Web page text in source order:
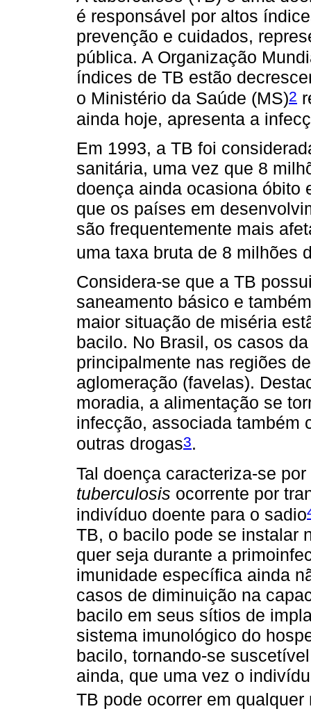
é responsável por altos
prevenção e cuidados,
pública. A Organização
índices de TB estão
o Ministério da Saúde (MS)2
ainda hoje, apresenta a
Em 1993, a TB foi
sanitária, uma vez que 8
doença ainda ocasiona óbito
que os países em
são frequentemente mais
uma taxa bruta de 8 milhões
Considera-se que a TB
saneamento básico e
maior situação de miséria
bacilo. No Brasil, os casos
principalmente nas regiões
aglomeração (favelas).
moradia, a alimentação se
infecção, associada também
outras drogas3.
Tal doença caracteriza-se
tuberculosis ocorrente por
indivíduo doente para o sadio
TB, o bacilo pode se instalar
quer seja durante a
imunidade específica ainda
casos de diminuição na
bacilo em seus sítios de
sistema imunológico do
bacilo, tornando-se
ainda, que uma vez o
TB pode ocorrer em